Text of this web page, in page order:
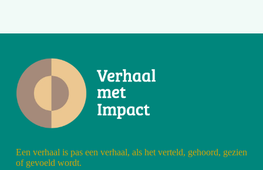
Een verhaal is pas een verhaal, als het verteld, gehoord, gezien
of gevoeld wordt.